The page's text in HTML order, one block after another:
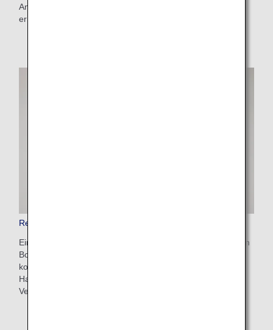
Annehmlichkeiten, um Ihnen eine komfortable Reise zu
ermöglichen.
Reiseaccessoires in der Business Class
Eine große Auswahl an Artikeln sorgt dafür, dass Sie sich an
Bord noch wohler fühlen. Ihnen stehen Bettzeug für einen
komfortablen Schlaf, Feuchtigkeitspflege und andere
Hautpflegeprodukte sowie viele weitere Accessoires zur
Verfügung.